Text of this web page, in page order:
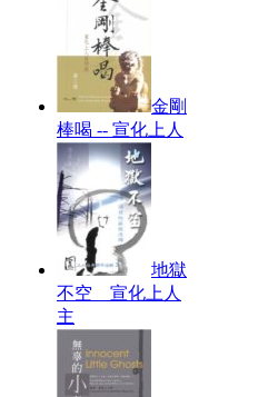
金剛
棒喝 -- 宣化上人
地獄
不空 宣化上人
主